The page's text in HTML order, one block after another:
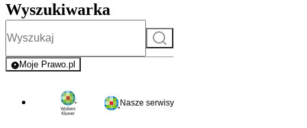
Wyszukiwarka
Szukaj
Moje Prawo.pl
- rejestracja i logowanie do serwisu
Nasze serwisy